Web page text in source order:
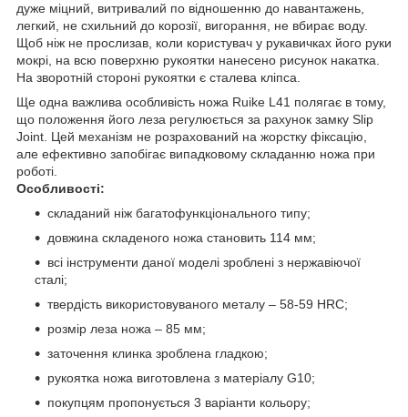
дуже міцний, витривалий по відношенню до навантажень,
легкий, не схильний до корозії, вигорання, не вбирає воду.
Щоб ніж не прослизав, коли користувач у рукавичках його руки
мокрі, на всю поверхню рукоятки нанесено рисунок накатка.
На зворотній стороні рукоятки є сталева кліпса.
Ще одна важлива особливість ножа Ruike L41 полягає в тому,
що положення його леза регулюється за рахунок замку Slip
Joint. Цей механізм не розрахований на жорстку фіксацію,
але ефективно запобігає випадковому складанню ножа при
роботі.
Особливості:
складаний ніж багатофункціонального типу;
довжина складеного ножа становить 114 мм;
всі інструменти даної моделі зроблені з нержавіючої
сталі;
твердість використовуваного металу – 58-59 HRC;
розмір леза ножа – 85 мм;
заточення клинка зроблена гладкою;
рукоятка ножа виготовлена з матеріалу G10;
покупцям пропонується 3 варіанти кольору;